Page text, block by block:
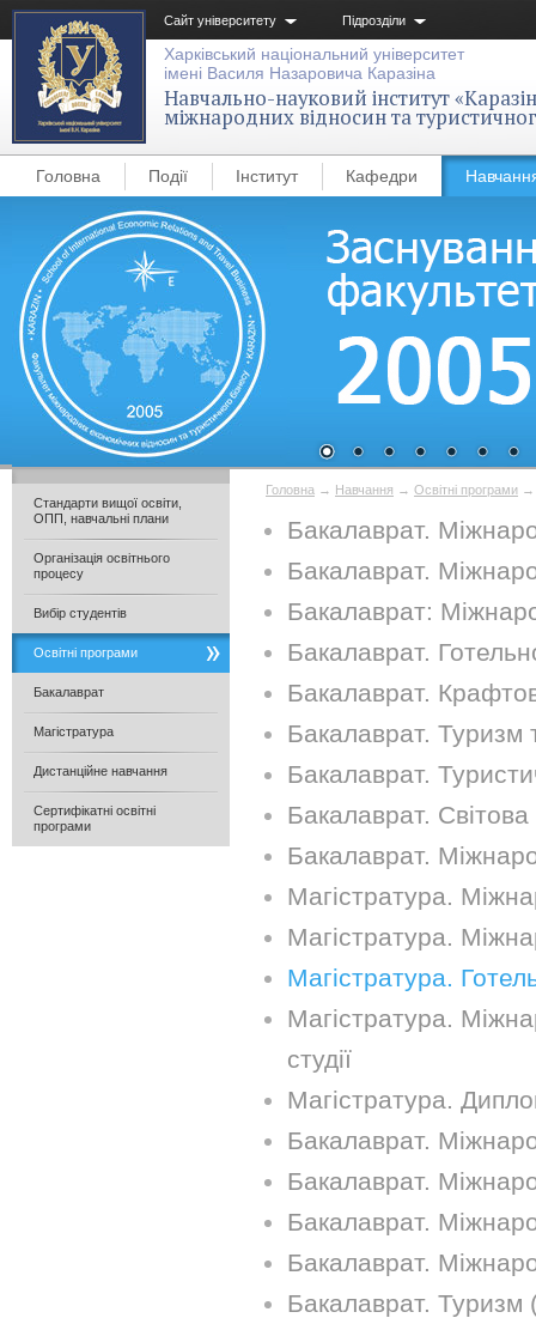
Сайт університету Підрозділи
Харківський національний університет
імені Василя Назаровича Каразіна
Навчально-науковий інститут
міжнародних відносин та
Головна Події Інститут Кафедри
Головна → Навчання → Освітні програми
Бакалаврат.
Бакалаврат.
Бакалаврат:
Бакалаврат.
Бакалаврат.
Бакалаврат. Туризм
Бакалаврат.
Бакалаврат. Світова
Бакалаврат.
Магістратура.
Магістратура.
Магістратура.
Магістратура.
студії
Магістратура.
Бакалаврат.
Бакалаврат.
Бакалаврат.
Бакалаврат.
Бакалаврат.
Стандарти вищої освіти,
ОПП, навчальні плани
Організація освітнього
процесу
Вибір студентів
Освітні програми
Бакалаврат
Магістратура
Дистанційне навчання
Сертифікатні освітні
програми